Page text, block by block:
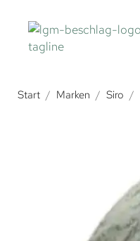
Start / Marken / Siro /